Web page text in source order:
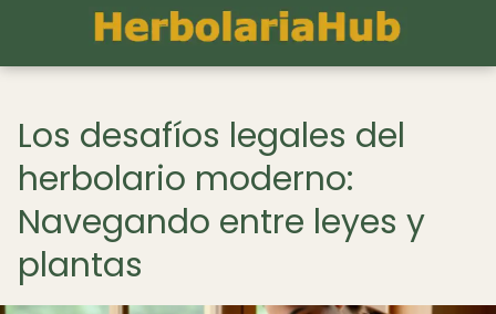
Los desafíos legales del
herbolario moderno:
Navegando entre leyes y
plantas